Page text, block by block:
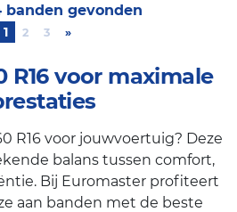
1 2 3 »
banden gevonden
R16 voor maximale
R16 voor jouwvoertuig? Deze
balans tussen comfort,
Bij Euromaster profiteert
aan banden met de beste